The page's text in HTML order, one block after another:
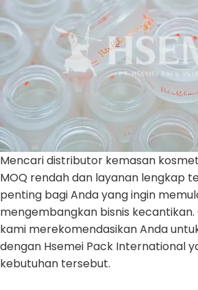
Mencari distributor kemasan
MOQ rendah dan layanan lengkap
penting bagi Anda yang ingin
mengembangkan bisnis kecantikan.
kami merekomendasikan Anda
dengan Hsemei Pack International
kebutuhan tersebut.